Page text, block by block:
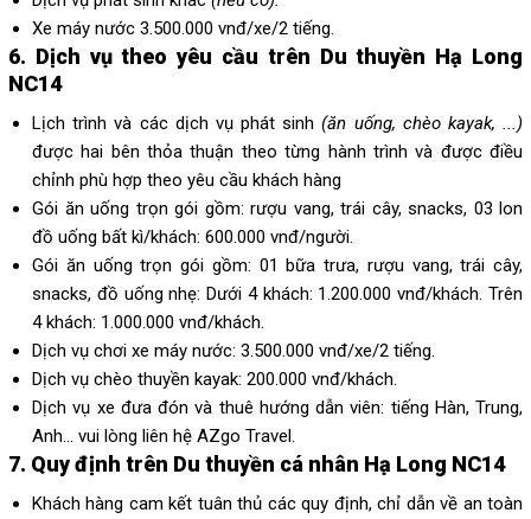
Xe máy nước 3.500.000 vnđ/xe/2 tiếng.
6. Dịch vụ theo yêu cầu trên Du thuyền Hạ Long
NC14
Lịch trình và các dịch vụ phát sinh(ăn uống, chèo kayak, ...)
được hai bên thỏa thuận theo từng hành trình và được điều
chỉnh phù hợp theo yêu cầu khách hàng
Gói ăn uống trọn gói gồm: rượu vang, trái cây, snacks, 03 lon
đồ uống bất kì/khách: 600.000 vnđ/người.
Gói ăn uống trọn gói gồm: 01 bữa trưa, rượu vang, trái cây,
snacks, đồ uống nhẹ: Dưới 4 khách: 1.200.000 vnđ/khách. Trên
4 khách: 1.000.000 vnđ/khách.
Dịch vụ chơi xe máy nước: 3.500.000 vnđ/xe/2 tiếng.
Dịch vụ chèo thuyền kayak: 200.000 vnđ/khách.
Dịch vụ xe đưa đón và thuê hướng dẫn viên: tiếng Hàn, Trung,
Anh... vui lòng liên hệ AZgo Travel.
7. Quy định trên Du thuyền cá nhân Hạ Long NC14
Khách hàng cam kết tuân thủ các quy định, chỉ dẫn về an toàn